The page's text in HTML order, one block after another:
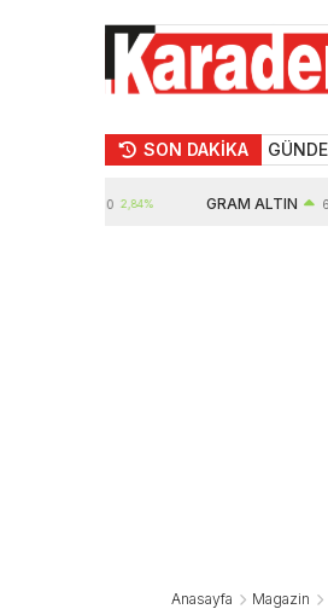
SON DAKİKA
GRAM ALTIN 6685,26
Anasayfa Magazin